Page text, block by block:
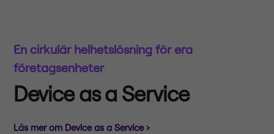
En cirkulär helhetslösning för era
företagsenheter
Device as a Service
Läs mer om Device as a Service ›